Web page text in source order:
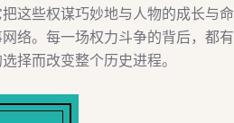
这些权谋巧妙地与人物的成长与命
络。每一场权力斗争的背后，都有
择而改变整个历史进程。